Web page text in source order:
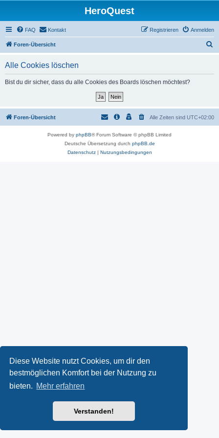
Diese Website nutzt Cookies, um dir den
bestmöglichen Komfort bei der Nutzung zu
bieten. Mehr erfahren
Verstanden!
HeroQuest
FAQ Kontakt Anmelden
Registrieren
Foren-Übersicht
Alle Cookies löschen
Bist du dir sicher, dass du alle Cookies des Boards löschen möchtest?
Foren-Übersicht Alle Zeiten sind UTC+02:00
Powered by phpBB® Forum Software © phpBB Limited
Deutsche Übersetzung durch phpBB.de
Datenschutz| Nutzungsbedingungen